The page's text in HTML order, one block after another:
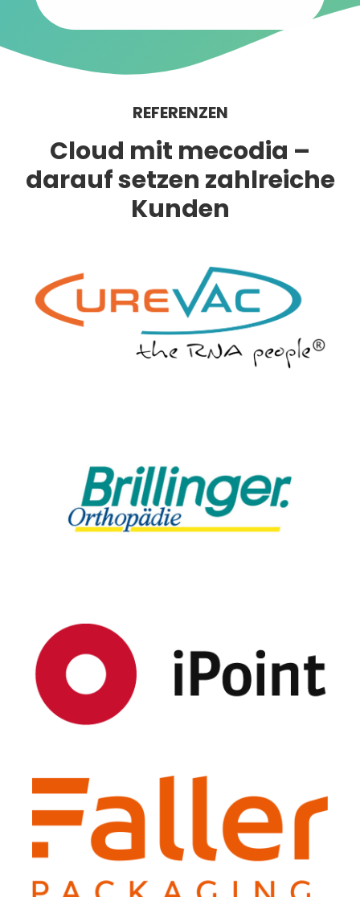
REFERENZEN
Cloud mit mecodia –
darauf setzen zahlreiche
Kunden​